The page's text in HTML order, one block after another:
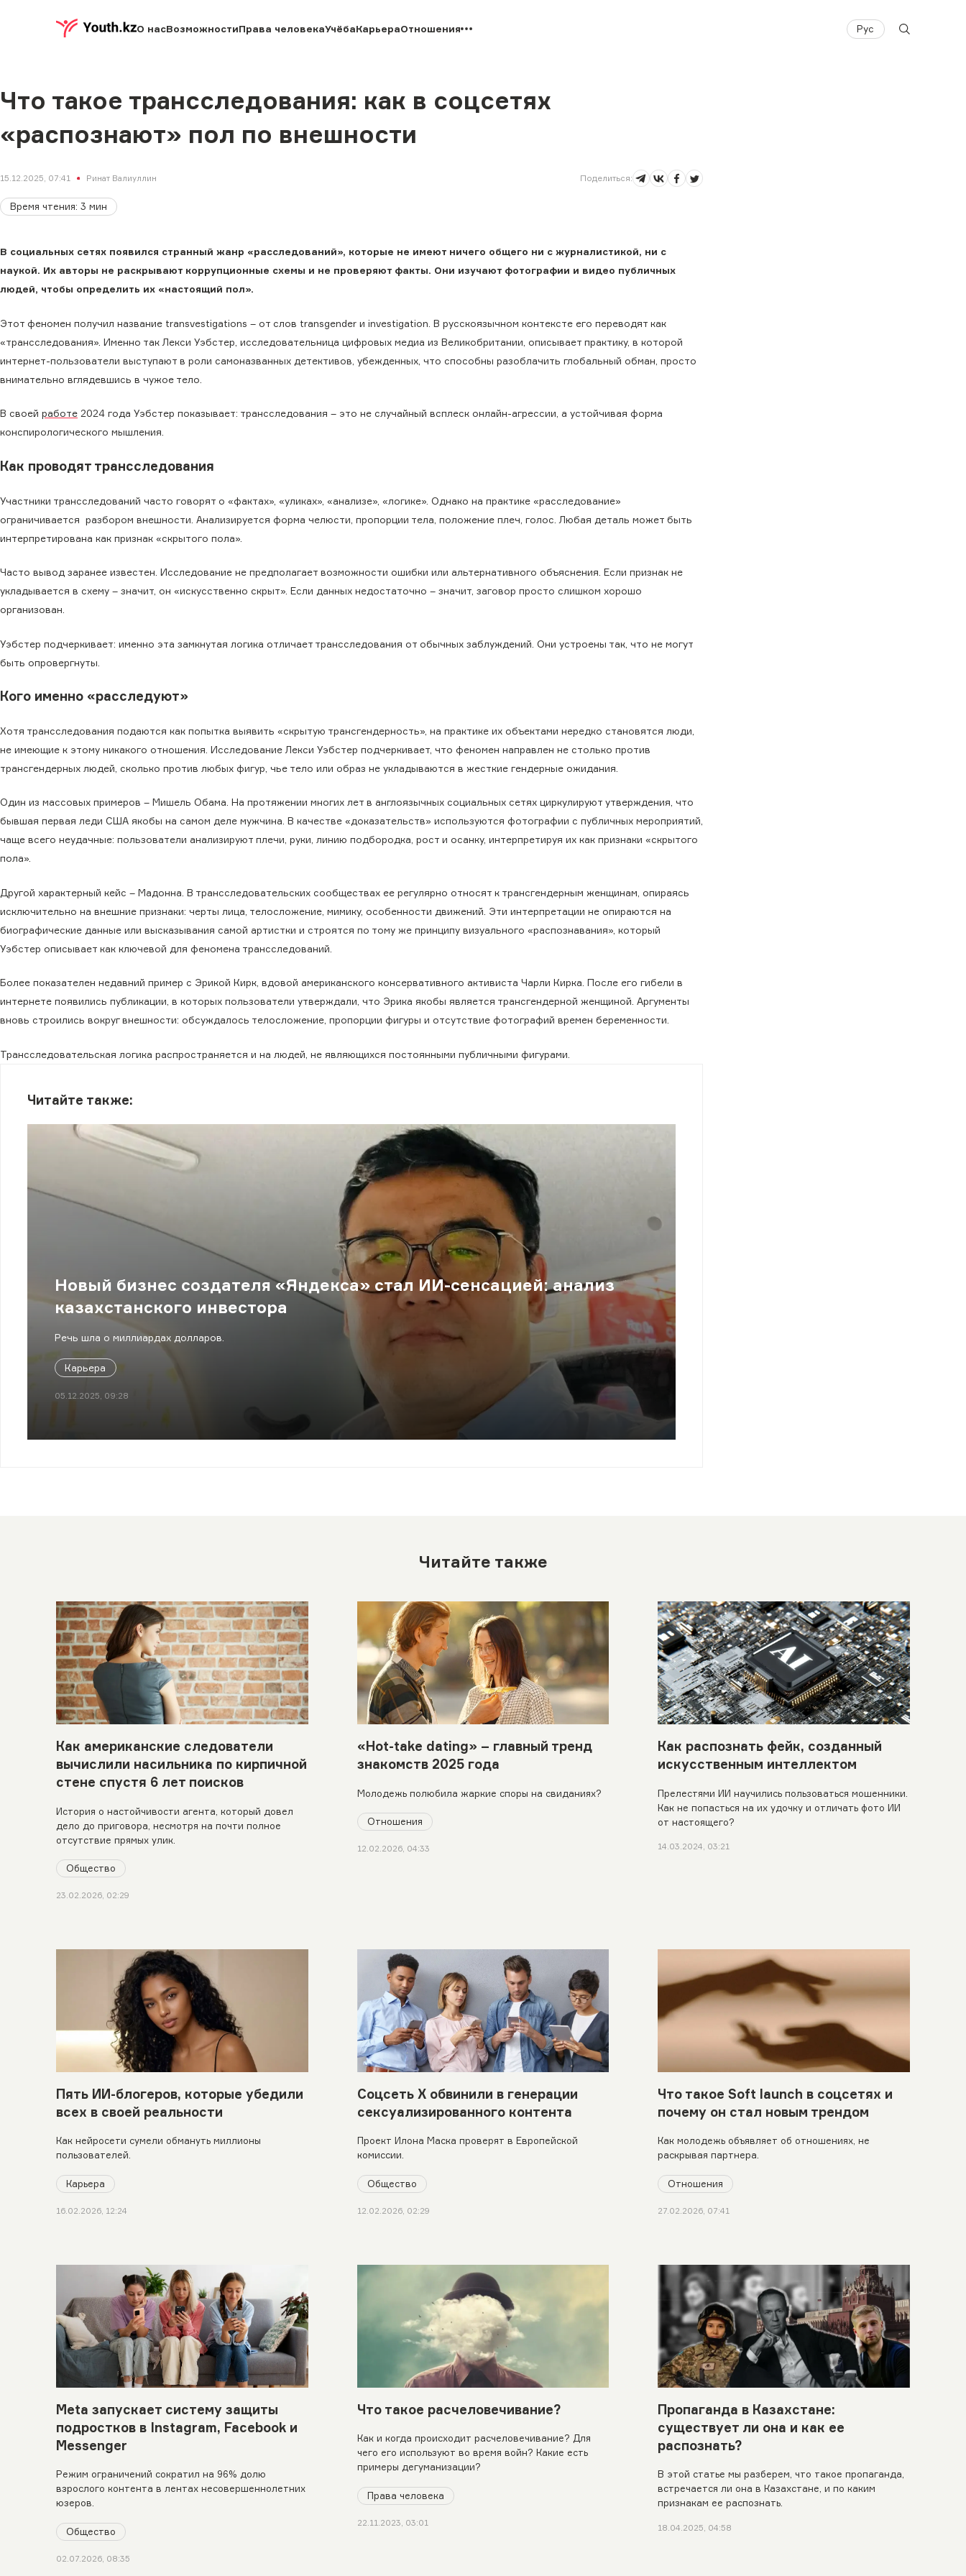
О насВозможностиПрава человекаУчёбаКарьераОтношения Рус
Что такое трансследования: как в соцсетях
«распознают» пол по внешности
15.12.2025, 07:41 Ринат Валиуллин Поделиться:
Время чтения: 3 мин
В социальных сетях появился странный жанр «расследований», которые не имеют ничего общего ни с журналистикой, ни с
наукой. Их авторы не раскрывают коррупционные схемы и не проверяют факты. Они изучают фотографии и видео публичных
людей, чтобы определить их «настоящий пол».
Этот феномен получил название transvestigations – от слов transgender и investigation. В русскоязычном контексте его переводят как
«трансследования». Именно так Лекси Уэбстер, исследовательница цифровых медиа из Великобритании, описывает практику, в которой
интернет-пользователи выступают в роли самоназванных детективов, убежденных, что способны разоблачить глобальный обман, просто
внимательно вглядевшись в чужое тело.
В своей работе 2024 года Уэбстер показывает: трансследования – это не случайный всплеск онлайн-агрессии, а устойчивая форма
конспирологического мышления.
Как проводят трансследования
Участники трансследований часто говорят о «фактах», «уликах», «анализе», «логике». Однако на практике «расследование»
ограничивается разбором внешности. Анализируется форма челюсти, пропорции тела, положение плеч, голос. Любая деталь может быть
интерпретирована как признак «скрытого пола».
Часто вывод заранее известен. Исследование не предполагает возможности ошибки или альтернативного объяснения. Если признак не
укладывается в схему – значит, он «искусственно скрыт». Если данных недостаточно – значит, заговор просто слишком хорошо
организован.
Уэбстер подчеркивает: именно эта замкнутая логика отличает трансследования от обычных заблуждений. Они устроены так, что не могут
быть опровергнуты.
Кого именно «расследуют»
Хотя трансследования подаются как попытка выявить «скрытую трансгендерность», на практике их объектами нередко становятся люди,
не имеющие к этому никакого отношения. Исследование Лекси Уэбстер подчеркивает, что феномен направлен не столько против
трансгендерных людей, сколько против любых фигур, чье тело или образ не укладываются в жесткие гендерные ожидания.
Один из массовых примеров – Мишель Обама. На протяжении многих лет в англоязычных социальных сетях циркулируют утверждения, что
бывшая первая леди США якобы на самом деле мужчина. В качестве «доказательств» используются фотографии с публичных мероприятий,
чаще всего неудачные: пользователи анализируют плечи, руки, линию подбородка, рост и осанку, интерпретируя их как признаки «скрытого
пола».
Другой характерный кейс – Мадонна. В трансследовательских сообществах ее регулярно относят к трансгендерным женщинам, опираясь
исключительно на внешние признаки: черты лица, телосложение, мимику, особенности движений. Эти интерпретации не опираются на
биографические данные или высказывания самой артистки и строятся по тому же принципу визуального «распознавания», который
Уэбстер описывает как ключевой для феномена трансследований.
Более показателен недавний пример с Эрикой Кирк, вдовой американского консервативного активиста Чарли Кирка. После его гибели в
интернете появились публикации, в которых пользователи утверждали, что Эрика якобы является трансгендерной женщиной. Аргументы
вновь строились вокруг внешности: обсуждалось телосложение, пропорции фигуры и отсутствие фотографий времен беременности.
Трансследовательская логика распространяется и на людей, не являющихся постоянными публичными фигурами.
Читайте также:
Новый бизнес создателя «Яндекса» стал ИИ-сенсацией: анализ
казахстанского инвестора
Речь шла о миллиардах долларов.
Карьера
05.12.2025, 09:28
Читайте также
Как американские следователи
вычислили насильника по кирпичной
стене спустя 6 лет поисков
История о настойчивости агента, который довел
дело до приговора, несмотря на почти полное
отсутствие прямых улик.
Общество
23.02.2026, 02:29
«Hot-take dating» – главный тренд
знакомств 2025 года
Молодежь полюбила жаркие споры на свиданиях?
Отношения
12.02.2026, 04:33
Как распознать фейк, созданный
искусственным интеллектом
Прелестями ИИ научились пользоваться мошенники.
Как не попасться на их удочку и отличать фото ИИ
от настоящего?
14.03.2024, 03:21
Пять ИИ-блогеров, которые убедили
всех в своей реальности
Как нейросети сумели обмануть миллионы
пользователей.
Карьера
16.02.2026, 12:24
Соцсеть X обвинили в генерации
сексуализированного контента
Проект Илона Маска проверят в Европейской
комиссии.
Общество
12.02.2026, 02:29
Что такое Soft launch в соцсетях и
почему он стал новым трендом
Как молодежь объявляет об отношениях, не
раскрывая партнера.
Отношения
27.02.2026, 07:41
Meta запускает систему защиты
подростков в Instagram, Facebook и
Messenger
Режим ограничений сократил на 96% долю
взрослого контента в лентах несовершеннолетних
юзеров.
Общество
02.07.2026, 08:35
Что такое расчеловечивание?
Как и когда происходит расчеловечивание? Для
чего его используют во время войн? Какие есть
примеры дегуманизации?
Права человека
22.11.2023, 03:01
Пропаганда в Казахстане:
существует ли она и как ее
распознать?
В этой статье мы разберем, что такое пропаганда,
встречается ли она в Казахстане, и по каким
признакам ее распознать.
18.04.2025, 04:58